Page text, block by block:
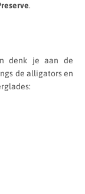
.
denk je aan de
de alligators en